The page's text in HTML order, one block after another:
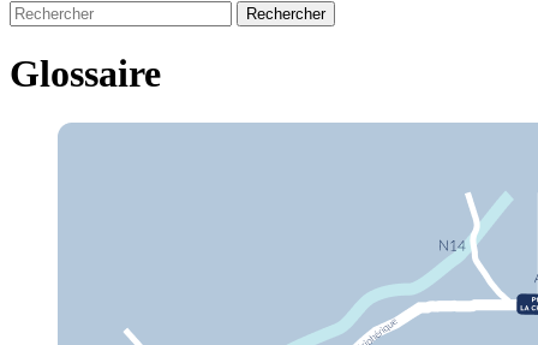
Rechercher
Glossaire